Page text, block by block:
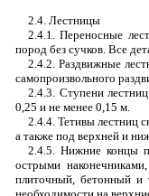
2.4. Лестницы
2.4.1. Переносные
пород без сучков. Все
2.4.2. Раздвижные
самопроизвольного
2.4.3. Ступени
0,25 и не менее 0,15 м.
2.4.4. Тетивы лестниц
а также под верхней и
2.4.5. Нижние концы
острыми
плиточный, бетонный и